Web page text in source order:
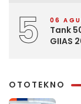
5 06
Tank
GIIAS
OTOTEKNO